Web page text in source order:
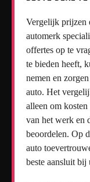
Vergelijk prijzen
automerk
offertes op te
te bieden heeft,
nemen en
auto. Het
alleen om
van het werk en
beoordelen. Op
auto
beste aansluit bij